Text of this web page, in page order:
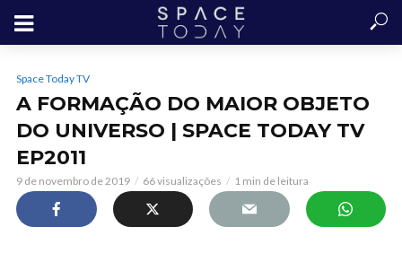
Space Today TV
A FORMAÇÃO DO MAIOR OBJETO
DO UNIVERSO | SPACE TODAY TV
EP2011
9 de novembro de 2019 66 visualizações 1 min de leitura